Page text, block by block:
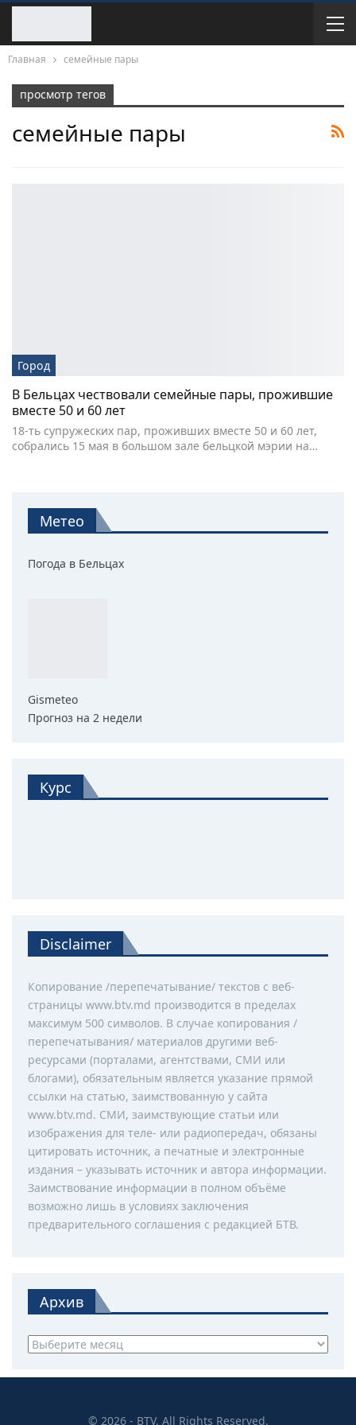
Главная семейные пары
просмотр тегов
семейные пары
Город
В Бельцах чествовали семейные пары, прожившие
вместе 50 и 60 лет
18-ть супружеских пар, проживших вместе 50 и 60 лет,
собрались 15 мая в большом зале бельцкой мэрии на…
Метео
Погода в Бельцах
Gismeteo
Прогноз на 2 недели
Курс
Disclaimer
Копирование /перепечатывание/ текстов с веб-
страницы www.btv.md производится в пределах
максимум 500 символов. В случае копирования /
перепечатывания/ материалов другими веб-
ресурсами (порталами, агентствами, СМИ или
блогами), обязательным является указание прямой
ссылки на статью, заимствованную у сайта
www.btv.md. СМИ, заимствующие статьи или
изображения для теле- или радиопередач, обязаны
цитировать источник, а печатные и электронные
издания – указывать источник и автора информации.
Заимствование информации в полном объёме
возможно лишь в условиях заключения
предварительного соглашения с редакцией БТВ.
Архив
Архив
© 2026 - BTV. All Rights Reserved.